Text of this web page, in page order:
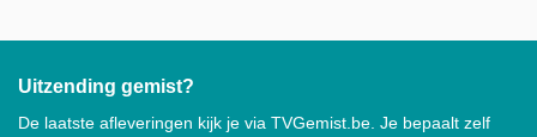
Uitzending gemist?
De laatste afleveringen kijk je via TVGemist.be. Je bepaalt zelf